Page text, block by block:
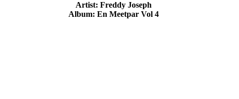
Artist: Freddy Joseph
Album: En Meetpar Vol 4